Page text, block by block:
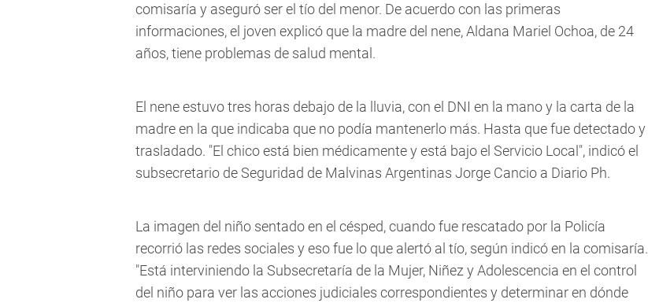
comisaría y aseguró ser el tío del menor. De acuerdo con las primeras
informaciones, el joven explicó que la madre del nene, Aldana Mariel Ochoa, de 24
años, tiene problemas de salud mental.
El nene estuvo tres horas debajo de la lluvia, con el DNI en la mano y la carta de la
madre en la que indicaba que no podía mantenerlo más. Hasta que fue detectado y
trasladado. "El chico está bien médicamente y está bajo el Servicio Local", indicó el
subsecretario de Seguridad de Malvinas Argentinas Jorge Cancio a Diario Ph.
La imagen del niño sentado en el césped, cuando fue rescatado por la Policía
recorrió las redes sociales y eso fue lo que alertó al tío, según indicó en la comisaría.
"Está interviniendo la Subsecretaría de la Mujer, Niñez y Adolescencia en el control
del niño para ver las acciones judiciales correspondientes y determinar en dónde